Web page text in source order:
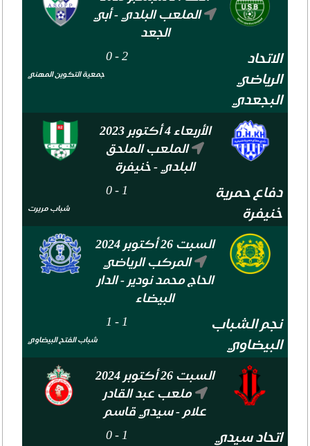
الملعب البلدي - أبي
الجعد
الاتحاد
الرياضي
البجعدي
2
-
0
جمعية التكوين المهني
الأربعاء 4 أكتوبر 2023
الملعب الملحق
البلدي - خنيفرة
دفاع حمرية
خنيفرة
1
-
0
شباب مريرت
السبت 26 أكتوبر 2024
المركب الرياضي
الحاج محمد نودير - الدار
البيضاء
نجم الشباب
البيضاوي
1
-
1
شباب الفتح البيضاوي
السبت 26 أكتوبر 2024
ملعب عبد القادر
علام - سيدي قاسم
اتحاد سيدي
1
-
0